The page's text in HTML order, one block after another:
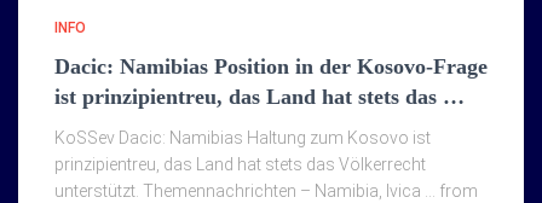
INFO
Dacic: Namibias Position in der Kosovo-Frage
ist prinzipientreu, das Land hat stets das …
KoSSev Dacic: Namibias Haltung zum Kosovo ist
prinzipientreu, das Land hat stets das Völkerrecht
unterstützt. Themennachrichten – Namibia, Ivica … from